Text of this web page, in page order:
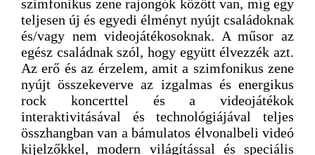
szimfonikus zene rajongók között van, míg egy
teljesen új és egyedi élményt nyújt családoknak
és/vagy nem videojátékosoknak. A műsor az
egész családnak szól, hogy együtt élvezzék azt.
Az erő és az érzelem, amit a szimfonikus zene
nyújt összekeverve az izgalmas és energikus
rock koncerttel és a videojátékok
interaktivitásával és technológiájával teljes
összhangban van a bámulatos élvonalbeli videó
kijelzőkkel, modern világítással és speciális